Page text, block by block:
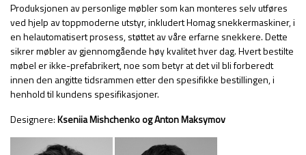
Produksjonen av personlige møbler som kan monteres selv utføres
ved hjelp av toppmoderne utstyr, inkludert Homag snekkermaskiner, i
en helautomatisert prosess, støttet av våre erfarne snekkere. Dette
sikrer møbler av gjennomgående høy kvalitet hver dag. Hvert bestilte
møbel er ikke-prefabrikert, noe som betyr at det vil bli forberedt
innen den angitte tidsrammen etter den spesifikke bestillingen, i
henhold til kundens spesifikasjoner.
Designere:Kseniia Mishchenko og Anton Maksymov